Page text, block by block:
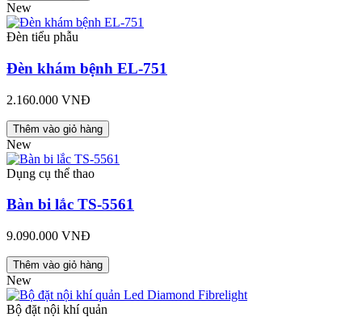
New
Đèn tiểu phẫu
Đèn khám bệnh EL-751
2.160.000 VNĐ
Thêm vào giỏ hàng
New
Dụng cụ thể thao
Bàn bi lắc TS-5561
9.090.000 VNĐ
Thêm vào giỏ hàng
New
Bộ đặt nội khí quản